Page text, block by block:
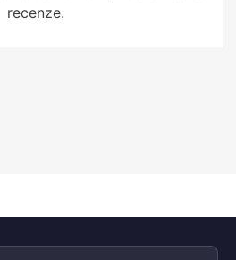
recenze.